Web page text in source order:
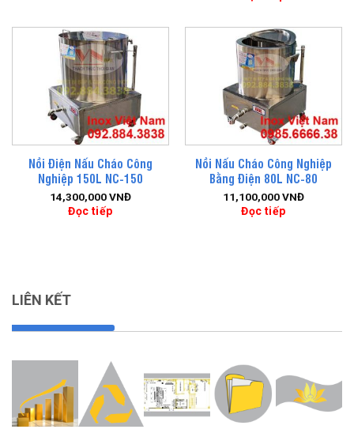
Nồi Điện Nấu Cháo Công
Nghiệp 150L NC-150
14,300,000VNĐ
Đọc tiếp
Nồi Nấu Cháo Công Nghiệp
Bằng Điện 80L NC-80
11,100,000VNĐ
Đọc tiếp
LIÊN KẾT